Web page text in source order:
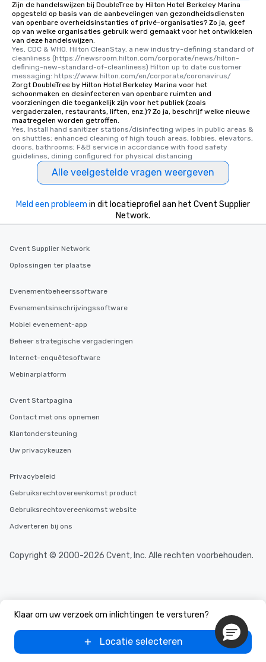
Zijn de handelswijzen bij DoubleTree by Hilton Hotel Berkeley Marina
opgesteld op basis van de aanbevelingen van gezondheidsdiensten
van openbare overheidsinstanties of privé-organisaties? Zo ja, geef
op van welke organisaties gebruik werd gemaakt voor het ontwikkelen
van deze handelswijzen.
Yes, CDC & WHO. Hilton CleanStay, a new industry-defining standard of
cleanliness (https://newsroom.hilton.com/corporate/news/hilton-
defining-new-standard-of-cleanliness) Hilton up to date customer
messaging: https://www.hilton.com/en/corporate/coronavirus/
Zorgt DoubleTree by Hilton Hotel Berkeley Marina voor het
schoonmaken en desinfecteren van openbare ruimten and
voorzieningen die toegankelijk zijn voor het publiek (zoals
vergaderzalen, restaurants, liften, enz.)? Zo ja, beschrijf welke nieuwe
maatregelen worden getroffen.
Yes, Install hand sanitizer stations/disinfecting wipes in public areas &
on shuttles; enhanced cleaning of high touch areas, lobbies, elevators,
doors, bathrooms; F&B service in accordance with food safety
guidelines, dining configured for physical distancing
Alle veelgestelde vragen weergeven
Klaar om uw verzoek om inlichtingen te versturen?
Locatie selecteren
Meld een probleem in dit locatieprofiel aan het Cvent Supplier
Network.
Cvent Supplier Network
Oplossingen ter plaatse
Evenementbeheerssoftware
Evenementsinschrijvingssoftware
Mobiel evenement-app
Beheer strategische vergaderingen
Internet-enquêtesoftware
Webinarplatform
Cvent Startpagina
Contact met ons opnemen
Klantondersteuning
Uw privacykeuzen
Privacybeleid
Gebruiksrechtovereenkomst product
Gebruiksrechtovereenkomst website
Adverteren bij ons
Copyright © 2000-2026 Cvent, Inc. Alle rechten voorbehouden.